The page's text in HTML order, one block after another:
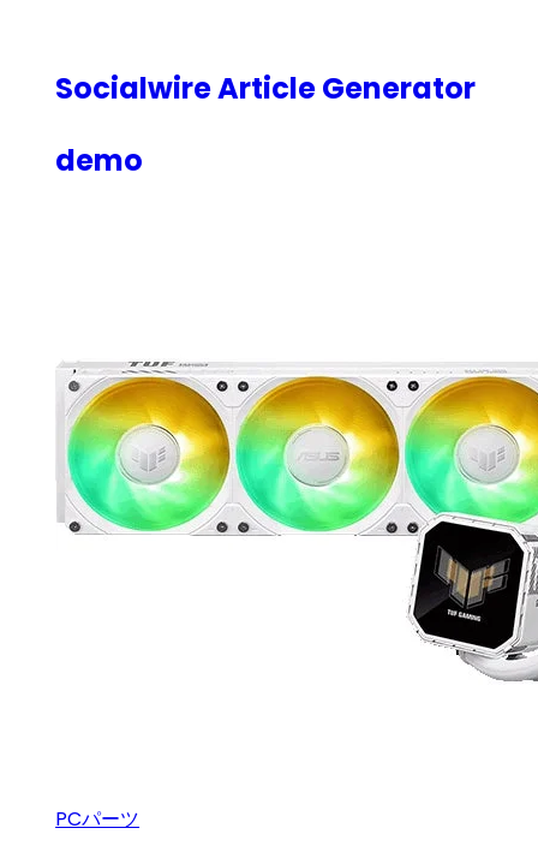
Socialwire Article Generator
demo
PCパーツ